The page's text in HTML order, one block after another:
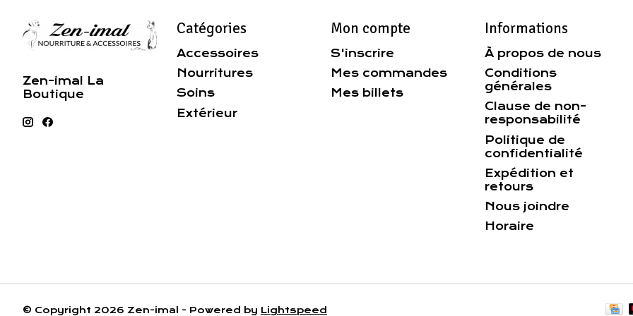
Zen-imal La
Boutique
Catégories
Accessoires
Nourritures
Soins
Extérieur
Mon compte
S'inscrire
Mes commandes
Mes billets
Informations
À propos de nous
Conditions
générales
Clause de non-
responsabilité
Politique de
confidentialité
Expédition et
retours
Nous joindre
Horaire
© Copyright 2026 Zen-imal - Powered by Lightspeed